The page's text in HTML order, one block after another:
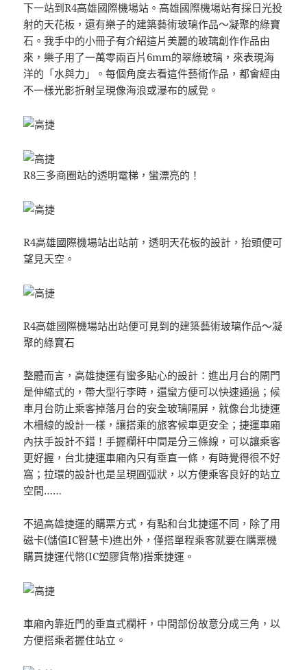
下一站到R4高雄國際機場站。高雄國際機場站有採日光投
射的天花板，還有樂子的建築藝術玻璃作品～凝聚的綠寶
石。我手中的小冊子有介紹這片美麗的玻璃創作作品由
來，樂子用了一萬零兩百片6mm的翠綠玻璃，來表現海
洋的「水與力」。每個角度去看這件藝術作品，都會經由
不一樣光影折射呈現像海浪或瀑布的感覺。
R8三多商圈站的透明電梯，蠻漂亮的！
R4高雄國際機場站出站前，透明天花板的設計，抬頭便可
望見天空。
R4高雄國際機場站出站便可見到的建築藝術玻璃作品～凝
聚的綠寶石
整體而言，高雄捷運有蠻多貼心的設計：進出月台的閘門
是伸縮式的，帶大型行李時，還蠻方便可以快速通過；候
車月台防止乘客掉落月台的安全玻璃隔屏，就像台北捷運
木柵線的設計一樣，讓搭乘的旅客候車更安全；捷運車廂
內扶手設計不錯！手握欄杆中間是分三條線，可以讓乘客
更好握，台北捷運車廂內只有垂直一條，有時覺得很不好
窩；拉環的設計也是呈現圓弧狀，以方便乘客良好的站立
空間……
不過高雄捷運的購票方式，有點和台北捷運不同，除了用
磁卡(儲值IC智慧卡)進出外，僅搭單程乘客就要在購票機
購買捷運代幣(IC塑膠貨幣)搭乘捷運。
車廂內靠近門的垂直式欄杆，中間部份故意分成三角，以
方便搭乘者握住站立。